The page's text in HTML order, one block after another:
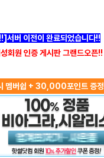
버 이전이 완료되었습니다!!
회원 인증 게시판 그랜드오픈!!
멤버쉽 + 30,000포인트 증정